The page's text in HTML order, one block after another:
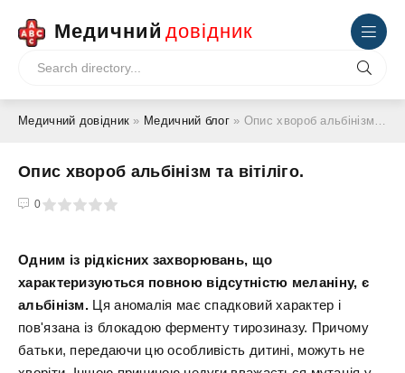
Медичний довідник
Медичний довідник » Медичний блог» Опис хвороб альбінізм та вітіліго.
Опис хвороб альбінізм та вітіліго.
0
5
Одним із рідкісних захворювань, що
характеризуються повною відсутністю меланіну, є
альбінізм. Ця аномалія має спадковий характер і
пов'язана із блокадою ферменту тирозиназу. Причому
батьки, передаючи цю особливість дитині, можуть не